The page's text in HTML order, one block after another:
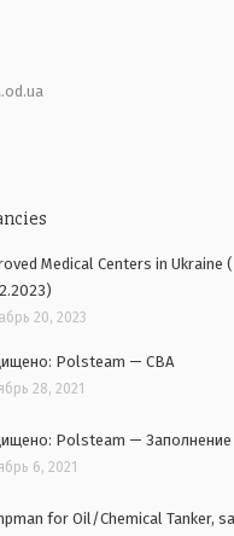
Medical Centers in Ukraine
20, 2023
Polsteam — CBA
28, 2021
Polsteam — Заполнение
6, 2021
for Oil/Chemical Tanker,